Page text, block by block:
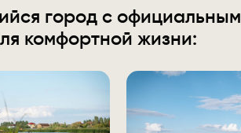
город с официальным
комфортной жизни: